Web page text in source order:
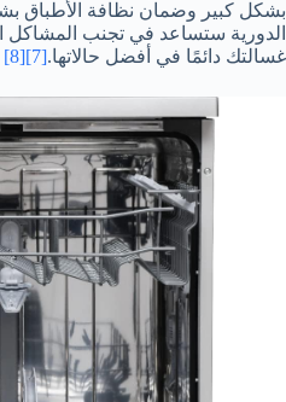
بشكل كبير وضمان نظافة الأطباق
الدورية ستساعد في تجنب المشاكل
غسالتك دائمًا في أفضل حالاتها.[7]
[8]